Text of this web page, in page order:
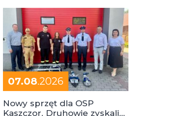
07.08.2026
Nowy sprzęt dla OSP
Kaszczor. Druhowie zyskali